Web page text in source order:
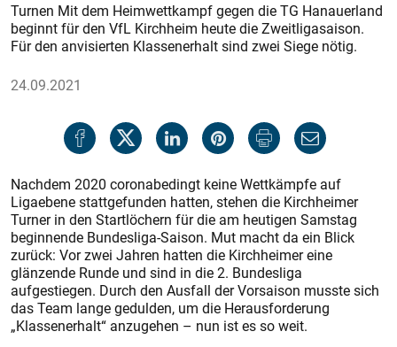
Turnen Mit dem Heimwettkampf gegen die TG Hanauerland
beginnt für den VfL Kirchheim heute die Zweitligasaison.
Für den anvisierten Klassenerhalt sind zwei Siege nötig.
24.09.2021
Nachdem 2020 coronabedingt keine ­Wettkämpfe auf
Ligaebene stattgefunden hatten, stehen die Kirchheimer
Turner in den Startlöchern für die am heutigen Samstag
beginnende Bundesliga-Saison. Mut macht da ein Blick
zurück: Vor zwei Jahren hatten die Kirchheimer eine
glänzende Runde und sind in die 2. Bundesliga
aufgestiegen. Durch den Ausfall der Vorsaison musste sich
das Team lange gedulden, um die Herausforderung
„Klassenerhalt“ anzugehen – nun ist es so weit.